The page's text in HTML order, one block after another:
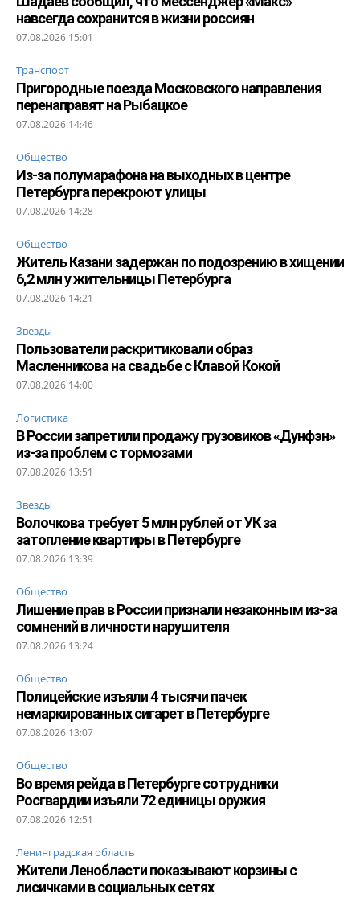
навсегда сохранится в жизни россиян
07.08.2026 15:01
Транспорт
Пригородные поезда Московского направления
перенаправят на Рыбацкое
07.08.2026 14:46
Общество
Из-за полумарафона на выходных в центре
Петербурга перекроют улицы
07.08.2026 14:28
Общество
Житель Казани задержан по подозрению в хищении
6,2 млн у жительницы Петербурга
07.08.2026 14:21
Звезды
Пользователи раскритиковали образ
Масленникова на свадьбе с Клавой Кокой
07.08.2026 14:00
Логистика
В России запретили продажу грузовиков «Дунфэн»
из-за проблем с тормозами
07.08.2026 13:51
Звезды
Волочкова требует 5 млн рублей от УК за
затопление квартиры в Петербурге
07.08.2026 13:39
Общество
Лишение прав в России признали незаконным из-за
сомнений в личности нарушителя
07.08.2026 13:24
Общество
Полицейские изъяли 4 тысячи пачек
немаркированных сигарет в Петербурге
07.08.2026 13:07
Общество
Во время рейда в Петербурге сотрудники
Росгвардии изъяли 72 единицы оружия
07.08.2026 12:51
Ленинградская область
Жители Ленобласти показывают корзины с
лисичками в социальных сетях